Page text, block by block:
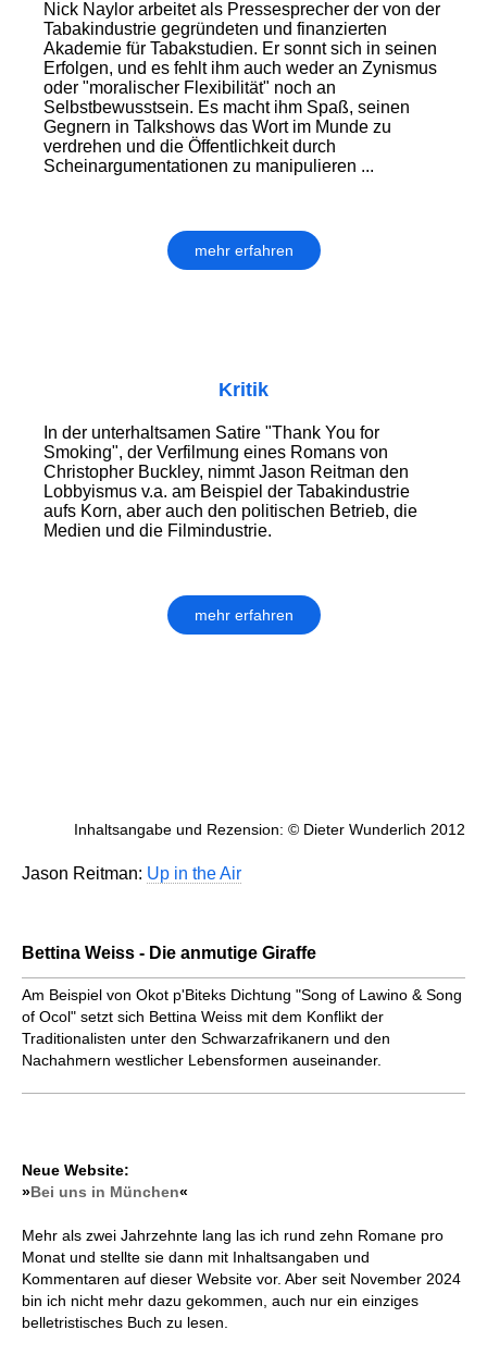
Nick Naylor arbeitet als Pressesprecher der von der
Tabakindustrie gegründeten und finanzierten
Akademie für Tabakstudien. Er sonnt sich in seinen
Erfolgen, und es fehlt ihm auch weder an Zynismus
oder "moralischer Flexibilität" noch an
Selbstbewusstsein. Es macht ihm Spaß, seinen
Gegnern in Talkshows das Wort im Munde zu
verdrehen und die Öffentlichkeit durch
Scheinargumentationen zu manipulieren ...
mehr erfahren
Kritik
In der unterhaltsamen Satire "Thank You for
Smoking", der Verfilmung eines Romans von
Christopher Buckley, nimmt Jason Reitman den
Lobbyismus v.a. am Beispiel der Tabakindustrie
aufs Korn, aber auch den politischen Betrieb, die
Medien und die Filmindustrie.
mehr erfahren
Inhaltsangabe und Rezension: © Dieter Wunderlich 2012
Jason Reitman: Up in the Air
Bettina Weiss - Die anmutige Giraffe
Am Beispiel von Okot p'Biteks Dichtung "Song of Lawino & Song
of Ocol" setzt sich Bettina Weiss mit dem Konflikt der
Traditionalisten unter den Schwarzafrikanern und den
Nachahmern westlicher Lebensformen auseinander.
Neue Website:
»Bei uns in München«
Mehr als zwei Jahrzehnte lang las ich rund zehn Romane pro
Monat und stellte sie dann mit Inhaltsangaben und
Kommentaren auf dieser Website vor. Aber seit November 2024
bin ich nicht mehr dazu gekommen, auch nur ein einziges
belletristisches Buch zu lesen.